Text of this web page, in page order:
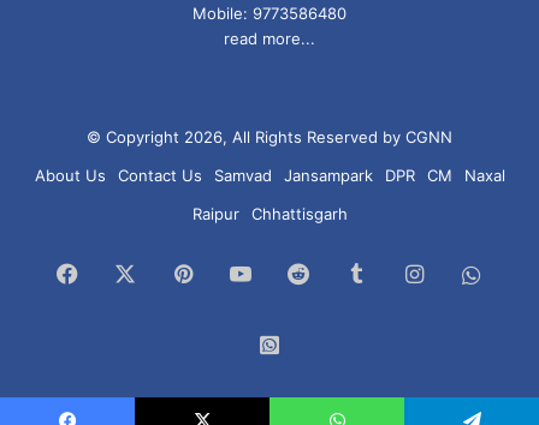
Mobile: 9773586480
read more...
© Copyright 2026, All Rights Reserved by CGNN
About Us
Contact Us Samvad Jansampark DPR CM
Naxal
Raipur
Chhattisgarh
Facebook PinterestYouTubeReddit TumblrInstagram
Group